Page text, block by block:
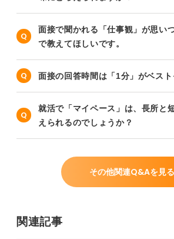
面接で聞かれる「仕事観」が思い
で教えてほしいです。
面接の回答時間は「1分」がベスト
就活で「マイペース」は、長所と
えられるのでしょうか？
その他関連Q&Aを見る
関連記事